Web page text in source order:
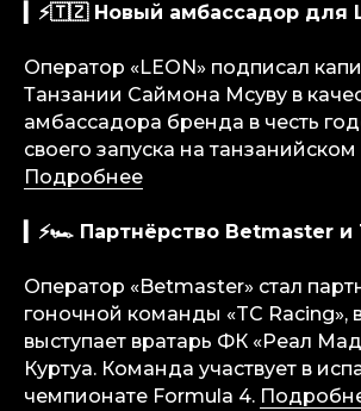
▎⚡🇹🇿 Новый амбассадор для
Оператор «LEON» подписал
Танзании Саймона Мсуву в
амбассадора бренда в честь
своего запуска на
Подробнее
▎⚡🏎 Партнёрство Betmaster и
Оператор «Betmaster» стал
гоночной команды «TC Racing»,
выступает вратарь ФК «Реал
Куртуа. Команда участвует в
чемпионате Formula 4.